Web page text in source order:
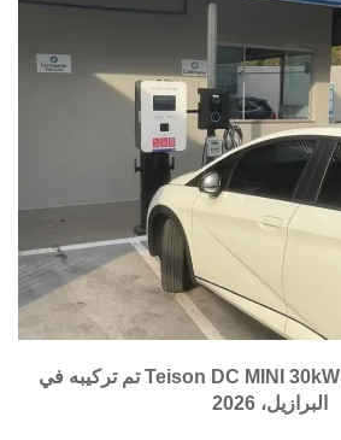
شاحن Teison DC MINI 30kW EV Wallbox تم تركيبه في
البرازيل، 2026